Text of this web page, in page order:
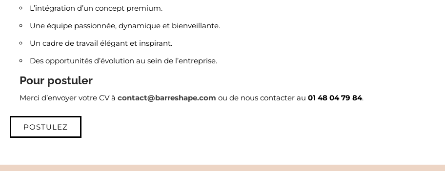
L’intégration d’un concept premium.
Une équipe passionnée, dynamique et bienveillante.
Un cadre de travail élégant et inspirant.
Des opportunités d’évolution au sein de l’entreprise.
Pour postuler
Merci d’envoyer votre CV à contact@barreshape.com ou de nous contacter au 01 48 04 79 84.
POSTULEZ